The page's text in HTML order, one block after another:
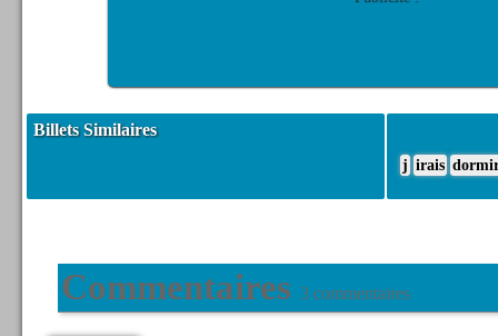
Billets Similaires
j irais
Commentaires 3 commentaires